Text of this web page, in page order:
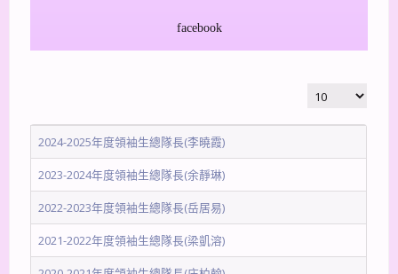
facebook
顯示數目
2024-2025年度領袖生總隊長(李曉霞)
2023-2024年度領袖生總隊長(余靜琳)
2022-2023年度領袖生總隊長(岳居易)
2021-2022年度領袖生總隊長(梁凱溶)